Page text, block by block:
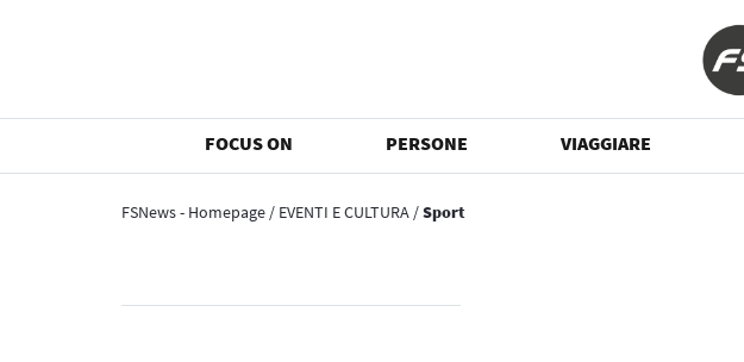
FOCUS ON PERSONE VIAGGIARE
FSNews - Homepage / EVENTI E CULTURA /Sport